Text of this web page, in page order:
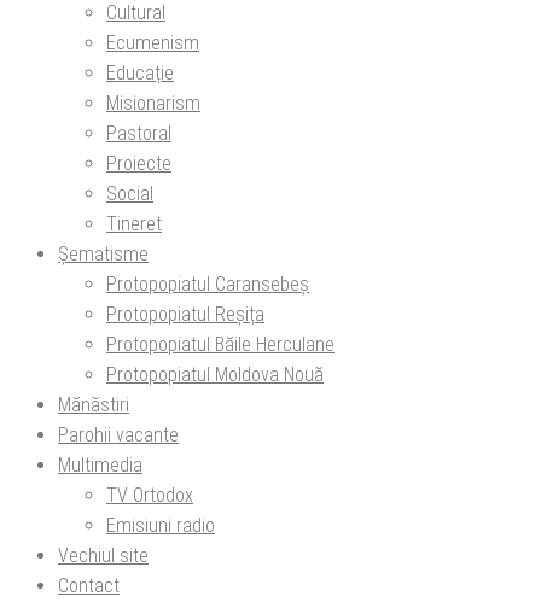
Cultural
Ecumenism
Educație
Misionarism
Pastoral
Proiecte
Social
Tineret
Șematisme
Protopopiatul Caransebeș
Protopopiatul Reșița
Protopopiatul Băile Herculane
Protopopiatul Moldova Nouă
Mănăstiri
Parohii vacante
Multimedia
TV Ortodox
Emisiuni radio
Vechiul site
Contact